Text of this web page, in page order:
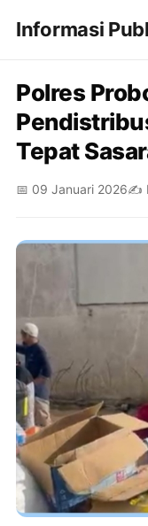
Informasi
Polres
Tepat
📅 09 Januari 2026✍️